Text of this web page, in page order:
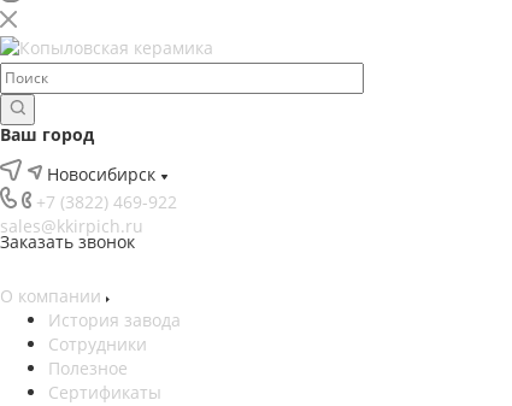
Ваш город
Новосибирск
+7 (3822) 469-922
sales@kkirpich.ru
Заказать звонок
О компании
История завода
Сотрудники
Полезное
Сертификаты